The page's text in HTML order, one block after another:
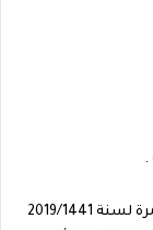
.
تعلن وكالة الإجازة الذهبية عن بداية تسجيلات العمرة لسنة 2019/1441